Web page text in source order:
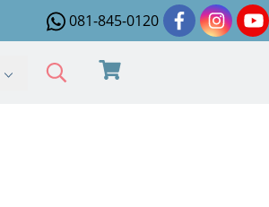
081-845-0120